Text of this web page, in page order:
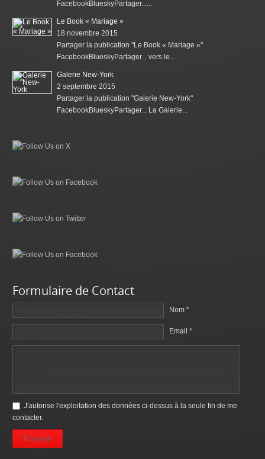
FacebookBlueskyPartager......
Le Book « Mariage »
18 novembre 2015
Partager la publication "Le Book « Mariage »"
FacebookBlueskyPartager... vers le...
Galerie New-York
2 septembre 2015
Partager la publication "Galerie New-York"
FacebookBlueskyPartager... La Galerie...
Formulaire de Contact
Nom *
Email *
J'autorise l'exploitation des données ci-dessus à la seule fin de me
contacter.
Envoyer